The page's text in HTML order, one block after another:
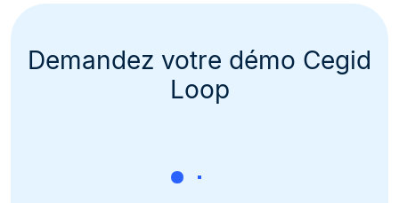
Demandez votre démo Cegid
Loop